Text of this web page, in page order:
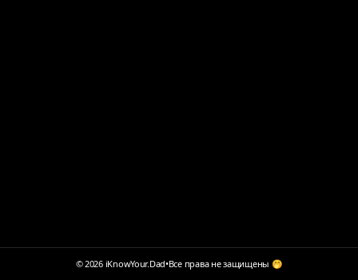
© 2026 iKnowYour.Dad•Все права не защищены 🤭